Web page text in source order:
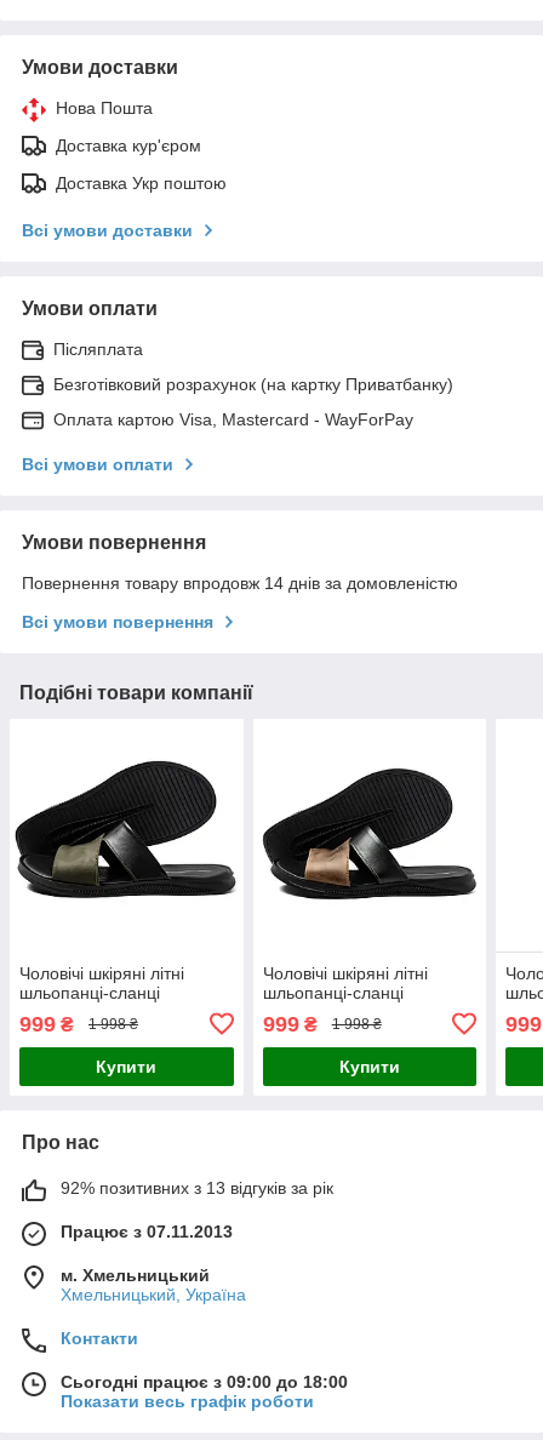
Умови доставки
Нова Пошта
Доставка кур'єром
Доставка Укр поштою
Всі умови доставки
Умови оплати
Післяплата
Безготівковий розрахунок (на картку Приватбанку)
Оплата картою Visa, Mastercard - WayForPay
Всі умови оплати
Умови повернення
Повернення товару впродовж 14 днів за домовленістю
Всі умови повернення
Подібні товари компанії
Чоловічі шкіряні літні
шльопанці-сланці
999 ₴ 1 998 ₴
Купити
Чоловічі шкіряні літні
шльопанці-сланці
999₴ 1 998 ₴
Купити
999
Про нас
92% позитивних з 13 відгуків за рік
Працює з 07.11.2013
м. Хмельницький
Хмельницький, Україна
Контакти
Сьогодні працює з 09:00 до 18:00
Показати весь графік роботи